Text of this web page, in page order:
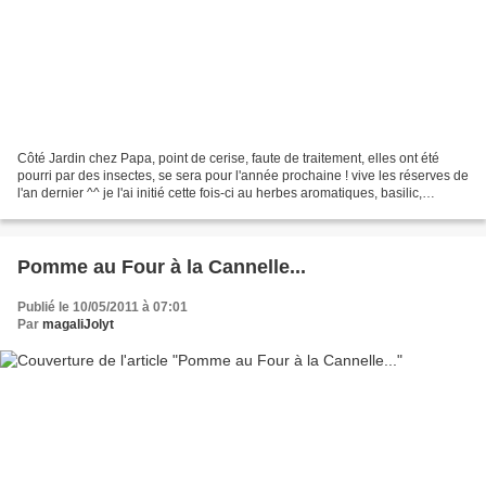
Côté Jardin chez Papa, point de cerise, faute de traitement, elles ont été
pourri par des insectes, se sera pour l'année prochaine ! vive les réserves de
l'an dernier ^^ je l'ai initié cette fois-ci au herbes aromatiques, basilic,
Pomme au Four à la Cannelle...
Publié le 10/05/2011 à 07:01
Par magaliJolyt